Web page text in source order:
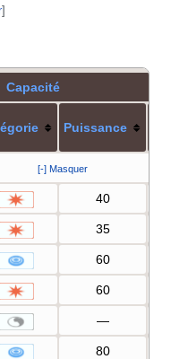
]
Capacité
Puissance
[-] Masquer
40
35
60
60
—
80